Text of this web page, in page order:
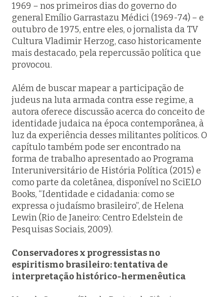
1969 – nos primeiros dias do governo do
general Emílio Garrastazu Médici (1969-74) – e
outubro de 1975, entre eles, o jornalista da TV
Cultura Vladimir Herzog, caso historicamente
mais destacado, pela repercussão política que
provocou.
Além de buscar mapear a participação de
judeus na luta armada contra esse regime, a
autora oferece discussão acerca do conceito de
identidade judaica na época contemporânea, à
luz da experiência desses militantes políticos. O
capítulo também pode ser encontrado na
forma de trabalho apresentado ao Programa
Interuniversitário de História Política (2015) e
como parte da coletânea, disponível no SciELO
Books, “Identidade e cidadania: como se
expressa o judaísmo brasileiro”, de Helena
Lewin (Rio de Janeiro: Centro Edelstein de
Pesquisas Sociais, 2009).
Conservadores x progressistas no
espiritismo brasileiro: tentativa de
interpretação histórico-hermenêutica